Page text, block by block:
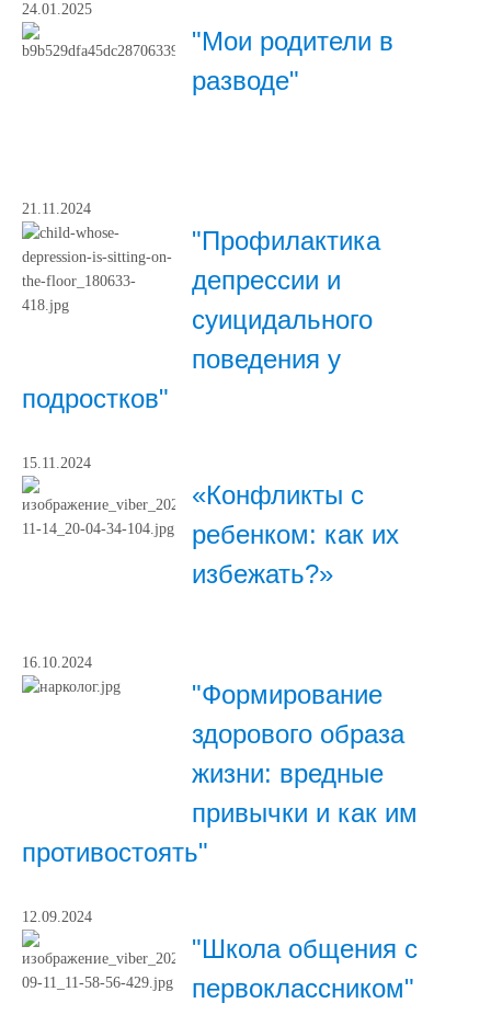
24.01.2025
"Мои родители в
разводе"
21.11.2024
"Профилактика
депрессии и
суицидального
поведения у
подростков"
15.11.2024
«Конфликты с
ребенком: как их
избежать?»
16.10.2024
"Формирование
здорового образа
жизни: вредные
привычки и как им
противостоять"
12.09.2024
"Школа общения с
первоклассником"